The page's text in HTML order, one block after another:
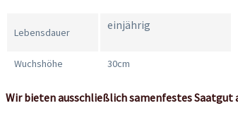
Lebensdauer
einjährig
Wuchshöhe 30cm
Wir bieten ausschließlich samenfestes Saatgut